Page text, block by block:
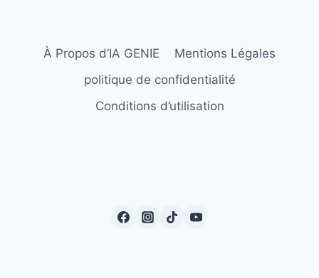
À Propos d’IA GENIE
Mentions Légales
politique de confidentialité
Conditions d’utilisation